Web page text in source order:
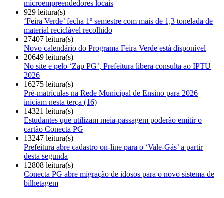
microempreendedores locais
929 leitura(s)
‘Feira Verde’ fecha 1º semestre com mais de 1,3 tonelada de
material reciclável recolhido
27407 leitura(s)
Novo calendário do Programa Feira Verde está disponível
20649 leitura(s)
No site e pelo ‘Zap PG’, Prefeitura libera consulta ao IPTU
2026
16275 leitura(s)
Pré-matrículas na Rede Municipal de Ensino para 2026
iniciam nesta terça (16)
14321 leitura(s)
Estudantes que utilizam meia-passagem poderão emitir o
cartão Conecta PG
13247 leitura(s)
Prefeitura abre cadastro on-line para o ‘Vale-Gás’ a partir
desta segunda
12808 leitura(s)
Conecta PG abre migração de idosos para o novo sistema de
bilhetagem